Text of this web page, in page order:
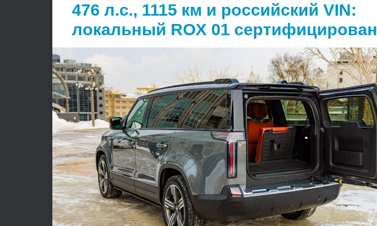
476 л.с., 1115 км и российский VIN:
локальный ROX 01 сертифицирован